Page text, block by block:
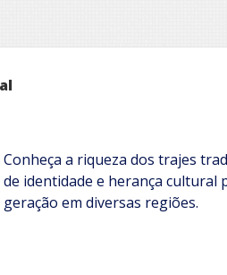
Conheça a riqueza dos trajes
de identidade e herança cultural
geração em diversas regiões.